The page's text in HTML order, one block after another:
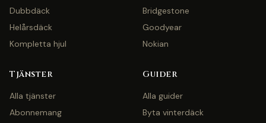
Dubbdäck
Helårsdäck
Kompletta hjul
Bridgestone
Goodyear
Nokian
Tjänster
Alla tjänster
Abonnemang
Guider
Alla guider
Byta vinterdäck